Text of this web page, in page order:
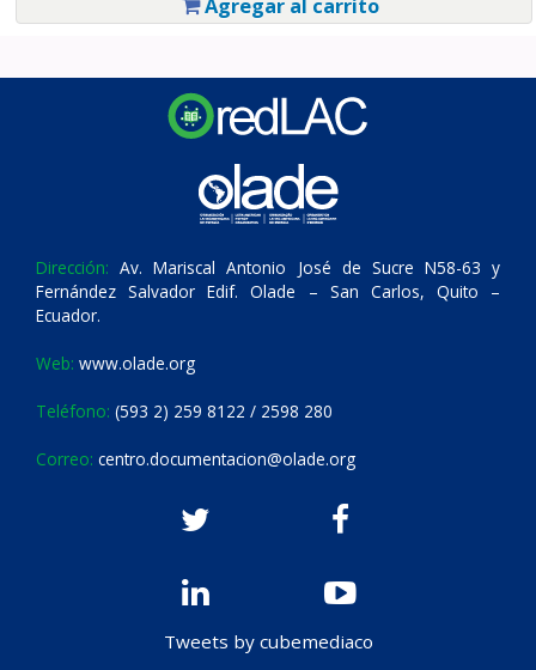
Dirección: Av. Mariscal Antonio José de Sucre N58-63 y
Fernández Salvador Edif. Olade – San Carlos, Quito –
Ecuador.
Web: www.olade.org
Teléfono: (593 2) 259 8122 / 2598 280
Correo: centro.documentacion@olade.org
Tweets by cubemediaco